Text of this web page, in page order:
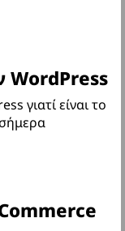
WordPress
γιατί είναι το